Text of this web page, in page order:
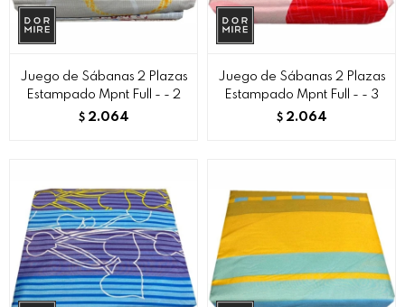
Juego de Sábanas 2 Plazas
Estampado Mpnt Full - - 2
$ 2.064
Juego de Sábanas 2 Plazas
Estampado Mpnt Full - - 3
$ 2.064